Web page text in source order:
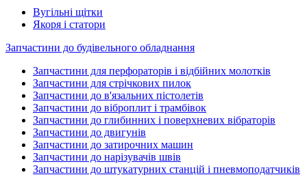
Вугільні щітки
Якоря і статори
Запчастини до будівельного обладнання
Запчастини для перфораторів і відбійних молотків
Запчастини для стрічкових пилок
Запчастини до в'язальних пістолетів
Запчастини до віброплит і трамбівок
Запчастини до глибинних і поверхневих вібраторів
Запчастини до двигунів
Запчастини до затирочних машин
Запчастини до нарізувачів швів
Запчастини до штукатурних станцій і пневмоподатчиків